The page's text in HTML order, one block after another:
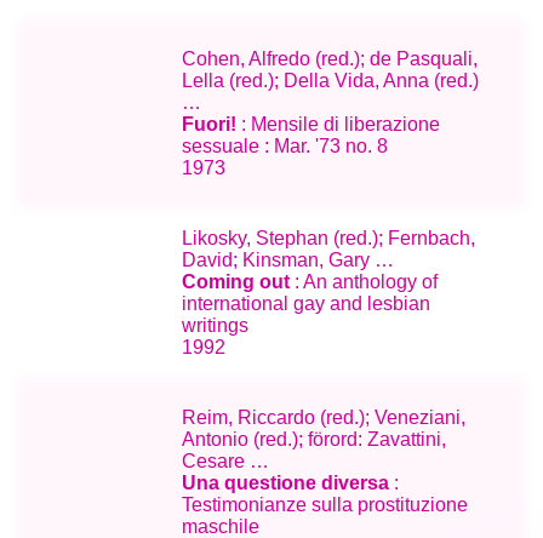
Cohen, Alfredo (red.); de Pasquali,
Lella (red.); Della Vida, Anna (red.)
…
Fuori! : Mensile di liberazione
sessuale : Mar. '73 no. 8
1973
Likosky, Stephan (red.); Fernbach,
David; Kinsman, Gary …
Coming out : An anthology of
international gay and lesbian
writings
1992
Reim, Riccardo (red.); Veneziani,
Antonio (red.); förord: Zavattini,
Cesare …
Una questione diversa :
Testimonianze sulla prostituzione
maschile